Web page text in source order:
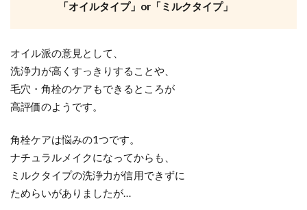
「オイルタイプ」or「ミルクタイプ」
オイル派の意見として、
洗浄力が高くすっきりすることや、
毛穴・角栓のケアもできるところが
高評価のようです。
角栓ケアは悩みの1つです。
ナチュラルメイクになってからも、
ミルクタイプの洗浄力が信用できずに
ためらいがありましたが…